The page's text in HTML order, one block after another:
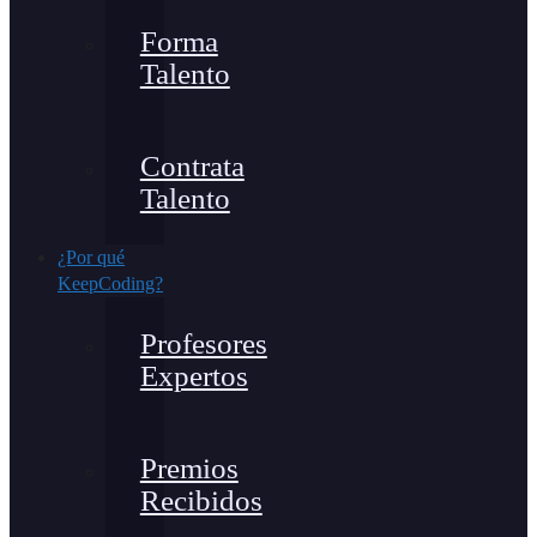
Forma
Talento
Contrata
Talento
¿Por qué
KeepCoding?
Profesores
Expertos
Premios
Recibidos